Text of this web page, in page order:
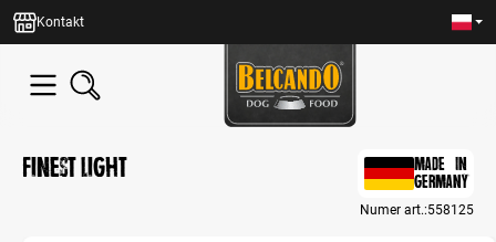
zawartości
Kontakt
Finest Light
MADE IN
GERMANY
Numer art.:558125